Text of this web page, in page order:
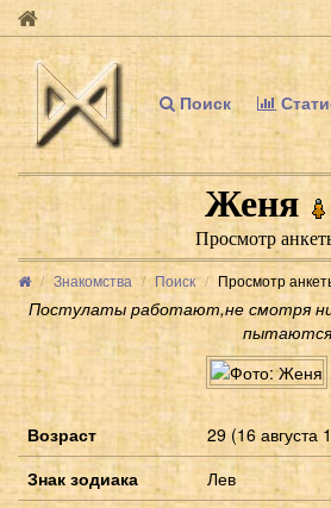
Поиск
Женя
Просмотр
Знакомства Поиск Просмотр
Постулаты работают,не смотря
пытаются
Возраст
29 (16 августа
Знак зодиака
Лев